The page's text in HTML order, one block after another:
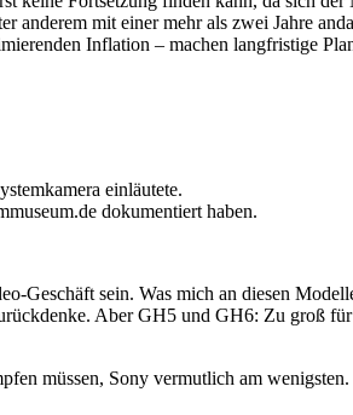
anderem mit einer mehr als zwei Jahre
Inflation – machen langfristige
einläutete.
dokumentiert haben.
Geschäft sein. Was mich an diesen
Aber GH5 und GH6: Zu groß
müssen, Sony vermutlich am